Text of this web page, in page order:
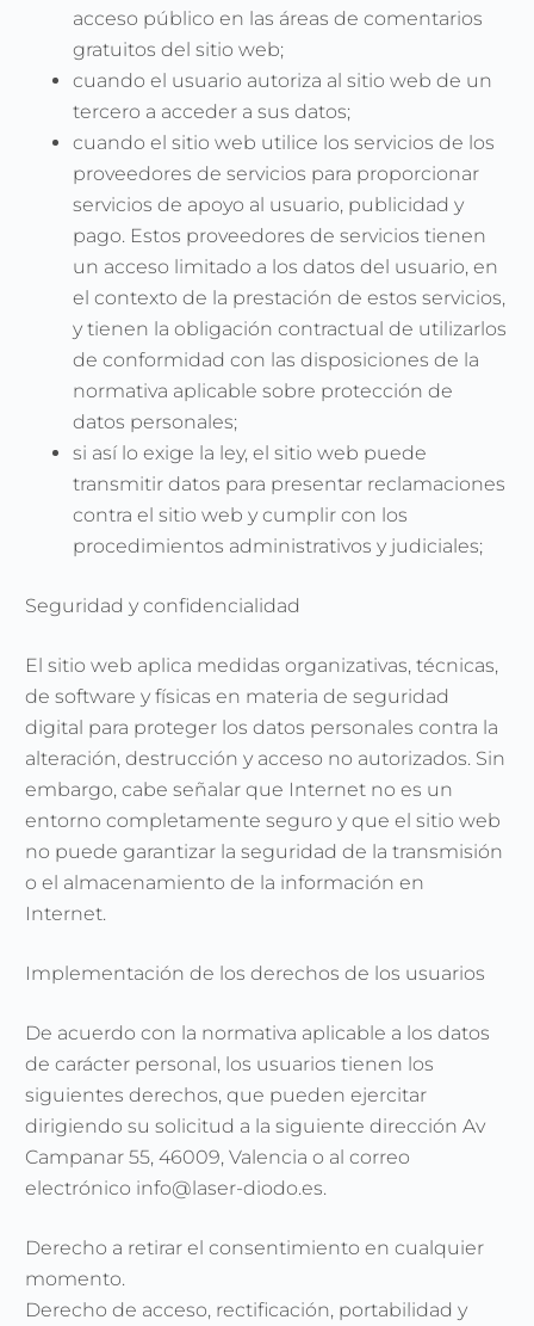
acceso público en las áreas de comentarios
gratuitos del sitio web;
cuando el usuario autoriza al sitio web de un
tercero a acceder a sus datos;
cuando el sitio web utilice los servicios de los
proveedores de servicios para proporcionar
servicios de apoyo al usuario, publicidad y
pago. Estos proveedores de servicios tienen
un acceso limitado a los datos del usuario, en
el contexto de la prestación de estos servicios,
y tienen la obligación contractual de utilizarlos
de conformidad con las disposiciones de la
normativa aplicable sobre protección de
datos personales;
si así lo exige la ley, el sitio web puede
transmitir datos para presentar reclamaciones
contra el sitio web y cumplir con los
procedimientos administrativos y judiciales;
Seguridad y confidencialidad
El sitio web aplica medidas organizativas, técnicas,
de software y físicas en materia de seguridad
digital para proteger los datos personales contra la
alteración, destrucción y acceso no autorizados. Sin
embargo, cabe señalar que Internet no es un
entorno completamente seguro y que el sitio web
no puede garantizar la seguridad de la transmisión
o el almacenamiento de la información en
Internet.
Implementación de los derechos de los usuarios
De acuerdo con la normativa aplicable a los datos
de carácter personal, los usuarios tienen los
siguientes derechos, que pueden ejercitar
dirigiendo su solicitud a la siguiente dirección Av
Campanar 55, 46009, Valencia o al correo
electrónico info@laser-diodo.es.
Derecho a retirar el consentimiento en cualquier
momento.
Derecho de acceso, rectificación, portabilidad y